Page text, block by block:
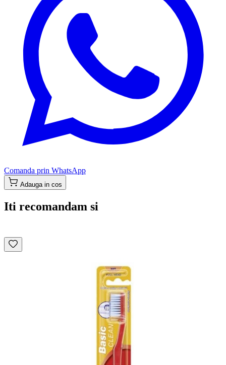
Comanda prin WhatsApp
Adauga in cos
Iti recomandam si